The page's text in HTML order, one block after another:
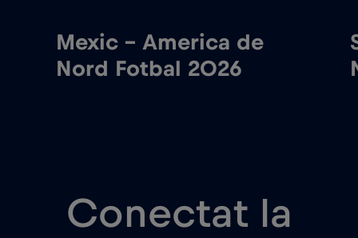
Mexic – America de
Nord Fotbal 2026
Conectat la